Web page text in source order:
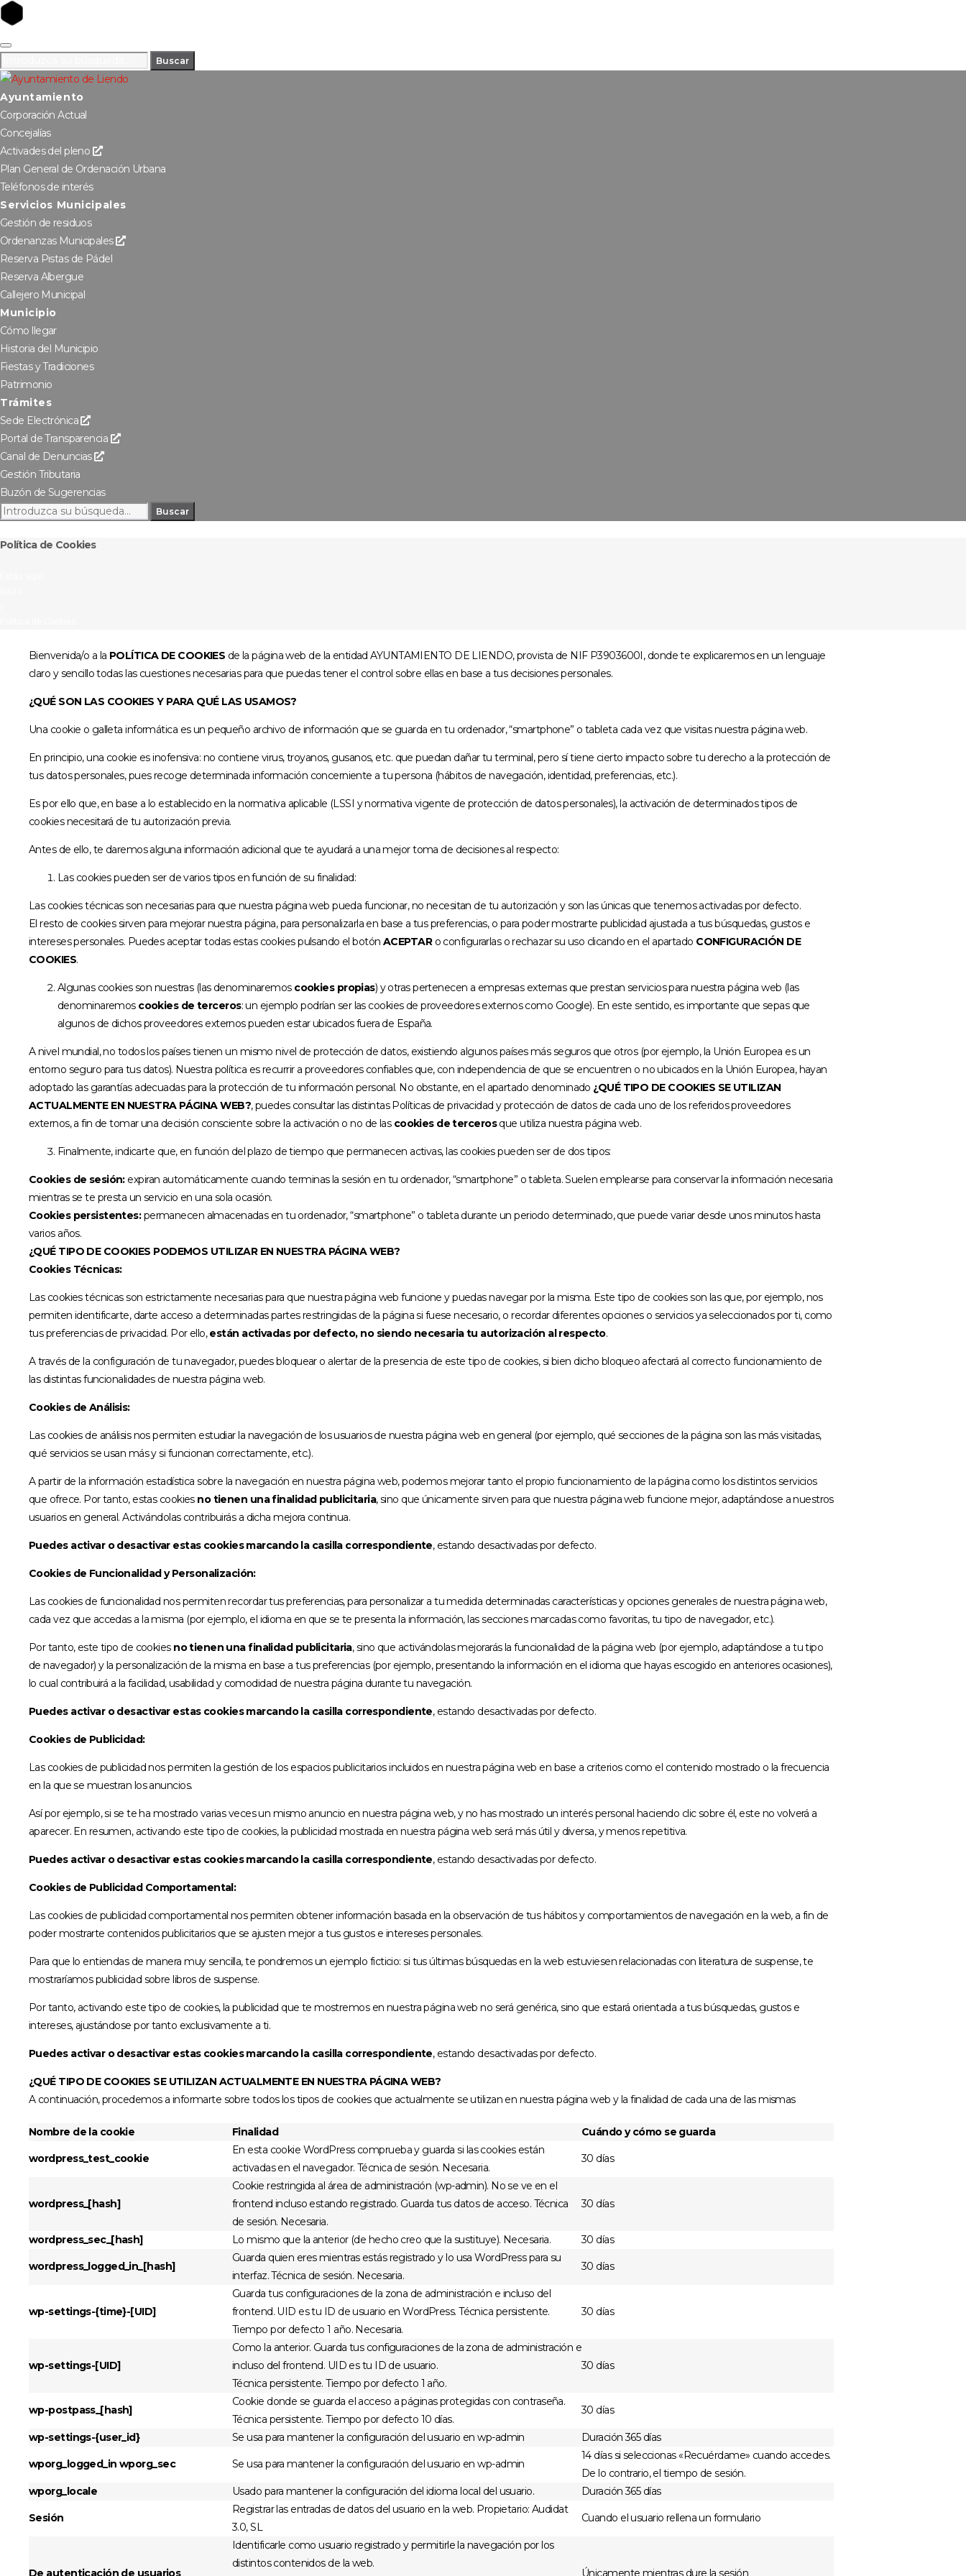
Buscar
Ayuntamiento
Corporación Actual
Concejalías
Activades del pleno
Plan General de Ordenación Urbana
Teléfonos de interés
Servicios Municipales
Gestión de residuos
Ordenanzas Municipales
Reserva Pistas de Pádel
Reserva Albergue
Callejero Municipal
Municipio
Cómo llegar
Historia del Municipio
Fiestas y Tradiciones
Patrimonio
Trámites
Sede Electrónica
Portal de Transparencia
Canal de Denuncias
Gestión Tributaria
Buzón de Sugerencias
Buscar
Política de Cookies
Bienvenida/o a la POLÍTICA DE COOKIES de la página web de la entidad AYUNTAMIENTO DE LIENDO, provista de NIF P3903600I, donde te explicaremos en un lenguaje
claro y sencillo todas las cuestiones necesarias para que puedas tener el control sobre ellas en base a tus decisiones personales.
¿QUÉ SON LAS COOKIES Y PARA QUÉ LAS USAMOS?
Una cookie o galleta informática es un pequeño archivo de información que se guarda en tu ordenador, “smartphone” o tableta cada vez que visitas nuestra página web.
En principio, una cookie es inofensiva: no contiene virus, troyanos, gusanos, etc. que puedan dañar tu terminal, pero sí tiene cierto impacto sobre tu derecho a la protección de
tus datos personales, pues recoge determinada información concerniente a tu persona (hábitos de navegación, identidad, preferencias, etc.).
Es por ello que, en base a lo establecido en la normativa aplicable (LSSI y normativa vigente de protección de datos personales), la activación de determinados tipos de
cookies necesitará de tu autorización previa.
Antes de ello, te daremos alguna información adicional que te ayudará a una mejor toma de decisiones al respecto:
Las cookies pueden ser de varios tipos en función de su finalidad:
Las cookies técnicas son necesarias para que nuestra página web pueda funcionar, no necesitan de tu autorización y son las únicas que tenemos activadas por defecto.
El resto de cookies sirven para mejorar nuestra página, para personalizarla en base a tus preferencias, o para poder mostrarte publicidad ajustada a tus búsquedas, gustos e
intereses personales. Puedes aceptar todas estas cookies pulsando el botónACEPTARo configurarlas o rechazar su uso clicando en el apartado CONFIGURACIÓN DE
COOKIES.
Algunas cookies son nuestras (las denominaremos cookies propias) y otras pertenecen a empresas externas que prestan servicios para nuestra página web (las
denominaremos cookies de terceros: un ejemplo podrían ser las cookies de proveedores externos como Google). En este sentido, es importante que sepas que
algunos de dichos proveedores externos pueden estar ubicados fuera de España.
A nivel mundial, no todos los países tienen un mismo nivel de protección de datos, existiendo algunos países más seguros que otros (por ejemplo, la Unión Europea es un
entorno seguro para tus datos). Nuestra política es recurrir a proveedores confiables que, con independencia de que se encuentren o no ubicados en la Unión Europea, hayan
adoptado las garantías adecuadas para la protección de tu información personal. No obstante, en el apartado denominado ¿QUÉ TIPO DE COOKIES SE UTILIZAN
ACTUALMENTE EN NUESTRA PÁGINA WEB?, puedes consultar las distintas Políticas de privacidad y protección de datos de cada uno de los referidos proveedores
externos, a fin de tomar una decisión consciente sobre la activación o no de las cookies de tercerosque utiliza nuestra página web.
Finalmente, indicarte que, en función del plazo de tiempo que permanecen activas, las cookies pueden ser de dos tipos:
Cookies de sesión:expiran automáticamente cuando terminas la sesión en tu ordenador, “smartphone” o tableta. Suelen emplearse para conservar la información necesaria
mientras se te presta un servicio en una sola ocasión.
Cookies persistentes:permanecen almacenadas en tu ordenador, “smartphone” o tableta durante un periodo determinado, que puede variar desde unos minutos hasta
varios años.
¿QUÉ TIPO DE COOKIES PODEMOS UTILIZAR EN NUESTRA PÁGINA WEB?
Cookies Técnicas:
Las cookies técnicas son estrictamente necesarias para que nuestra página web funcione y puedas navegar por la misma. Este tipo de cookies son las que, por ejemplo, nos
permiten identificarte, darte acceso a determinadas partes restringidas de la página si fuese necesario, o recordar diferentes opciones o servicios ya seleccionados por ti, como
tus preferencias de privacidad. Por ello,están activadas por defecto, no siendo necesaria tu autorización al respecto.
A través de la configuración de tu navegador, puedes bloquear o alertar de la presencia de este tipo de cookies, si bien dicho bloqueo afectará al correcto funcionamiento de
las distintas funcionalidades de nuestra página web.
Cookies de Análisis:
Las cookies de análisis nos permiten estudiar la navegación de los usuarios de nuestra página web en general (por ejemplo, qué secciones de la página son las más visitadas,
qué servicios se usan más y si funcionan correctamente, etc.).
A partir de la información estadística sobre la navegación en nuestra página web, podemos mejorar tanto el propio funcionamiento de la página como los distintos servicios
que ofrece. Por tanto, estas cookies no tienen una finalidad publicitaria, sino que únicamente sirven para que nuestra página web funcione mejor, adaptándose a nuestros
usuarios en general. Activándolas contribuirás a dicha mejora continua.
Puedes activar o desactivar estas cookies marcando la casilla correspondiente, estando desactivadas por defecto.
Cookies de Funcionalidad y Personalización:
Las cookies de funcionalidad nos permiten recordar tus preferencias, para personalizar a tu medida determinadas características y opciones generales de nuestra página web,
cada vez que accedas a la misma (por ejemplo, el idioma en que se te presenta la información, las secciones marcadas como favoritas, tu tipo de navegador, etc.).
Por tanto, este tipo de cookies no tienen una finalidad publicitaria, sino que activándolas mejorarás la funcionalidad de la página web (por ejemplo, adaptándose a tu tipo
de navegador) y la personalización de la misma en base a tus preferencias (por ejemplo, presentando la información en el idioma que hayas escogido en anteriores ocasiones),
lo cual contribuirá a la facilidad, usabilidad y comodidad de nuestra página durante tu navegación.
Puedes activar o desactivar estas cookies marcando la casilla correspondiente, estando desactivadas por defecto.
Cookies de Publicidad:
Las cookies de publicidad nos permiten la gestión de los espacios publicitarios incluidos en nuestra página web en base a criterios como el contenido mostrado o la frecuencia
en la que se muestran los anuncios.
Así por ejemplo, si se te ha mostrado varias veces un mismo anuncio en nuestra página web, y no has mostrado un interés personal haciendo clic sobre él, este no volverá a
aparecer. En resumen, activando este tipo de cookies, la publicidad mostrada en nuestra página web será más útil y diversa, y menos repetitiva.
Puedes activar o desactivar estas cookies marcando la casilla correspondiente, estando desactivadas por defecto.
Cookies de Publicidad Comportamental:
Las cookies de publicidad comportamental nos permiten obtener información basada en la observación de tus hábitos y comportamientos de navegación en la web, a fin de
poder mostrarte contenidos publicitarios que se ajusten mejor a tus gustos e intereses personales.
Para que lo entiendas de manera muy sencilla, te pondremos un ejemplo ficticio: si tus últimas búsquedas en la web estuviesen relacionadas con literatura de suspense, te
mostraríamos publicidad sobre libros de suspense.
Por tanto, activando este tipo de cookies, la publicidad que te mostremos en nuestra página web no será genérica, sino que estará orientada a tus búsquedas, gustos e
intereses, ajustándose por tanto exclusivamente a ti.
Puedes activar o desactivar estas cookies marcando la casilla correspondiente, estando desactivadas por defecto.
¿QUÉ TIPO DE COOKIES SE UTILIZAN ACTUALMENTE EN NUESTRA PÁGINA WEB?
A continuación, procedemos a informarte sobre todos los tipos de cookies que actualmente se utilizan en nuestra página web y la finalidad de cada una de las mismas
Nombre de la cookie Finalidad Cuándo y cómo se guarda
wordpress_test_cookie
En esta cookie WordPress comprueba y guarda si las cookies están
activadas en el navegador. Técnica de sesión. Necesaria.
30 días
wordpress_[hash]
Cookie restringida al área de administración (wp-admin). No se ve en el
frontend incluso estando registrado. Guarda tus datos de acceso. Técnica
de sesión. Necesaria.
30 días
wordpress_sec_[hash] Lo mismo que la anterior (de hecho creo que la sustituye). Necesaria. 30 días
wordpress_logged_in_[hash]
Guarda quien eres mientras estás registrado y lo usa WordPress para su
interfaz. Técnica de sesión. Necesaria.
30 días
wp-settings-{time}-[UID]
Guarda tus configuraciones de la zona de administración e incluso del
frontend. UID es tu ID de usuario en WordPress. Técnica persistente.
Tiempo por defecto 1 año. Necesaria.
30 días
wp-settings-[UID]
Como la anterior. Guarda tus configuraciones de la zona de administración e
incluso del frontend. UID es tu ID de usuario.
Técnica persistente. Tiempo por defecto 1 año.
30 días
wp-postpass_[hash]
Cookie donde se guarda el acceso a páginas protegidas con contraseña.
Técnica persistente. Tiempo por defecto 10 días.
30 días
wp-settings-{user_id} Se usa para mantener la configuración del usuario en wp-admin Duración 365 días
wporg_logged_in wporg_sec Se usa para mantener la configuración del usuario en wp-admin
14 días si seleccionas «Recuérdame» cuando accedes.
De lo contrario, el tiempo de sesión.
wporg_locale
Usado para mantener la configuración del idioma local del usuario. Duración 365 días
Sesión
Registrar las entradas de datos del usuario en la web. Propietario: Audidat
3.0, SL
Cuando el usuario rellena un formulario
De autenticación de usuarios
Identificarle como usuario registrado y permitirle la navegación por los
distintos contenidos de la web.
Únicamente mientras dure la sesión